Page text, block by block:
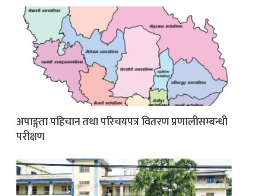
अपाङ्गता पहिचान तथा परिचयपत्र वितरण प्रणालीसम्बन्धी
परीक्षण